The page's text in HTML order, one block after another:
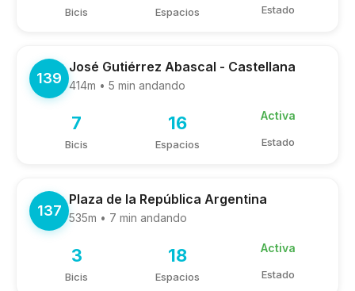
Bicis Espacios Estado
139
José Gutiérrez Abascal - Castellana
414m • 5 min andando
7
Bicis
16
Espacios
Activa
Estado
137
Plaza de la República Argentina
535m • 7 min andando
3
Bicis
18
Espacios
Activa
Estado